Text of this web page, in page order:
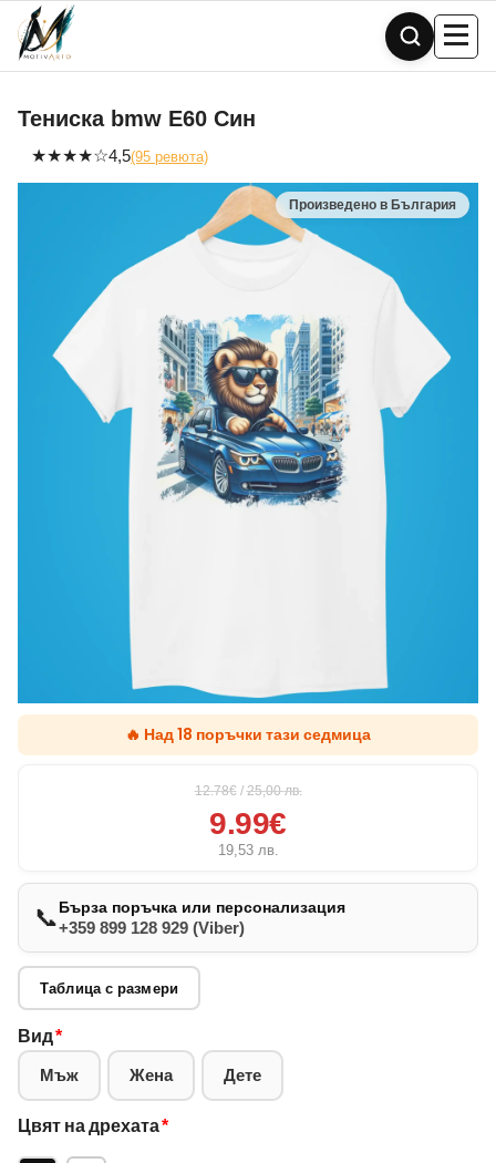
Skip
content
Тениска bmw Е60 Син
★★★★☆4,5(95 ревюта)
🔥 Над 18 поръчки тази седмица
12.78€ / 25,00лв.
9.99€
19,53 лв.
📞Бърза поръчка или персонализация
+359 899 128 929 (Viber)
Таблица с размери
Вид*
Мъж Жена Дете
Цвят на дрехата*